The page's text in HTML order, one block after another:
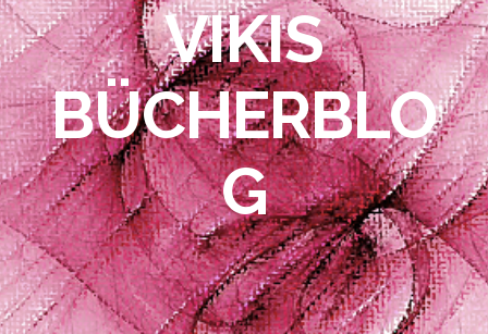
VIKIS
BÜCHERBLO
G